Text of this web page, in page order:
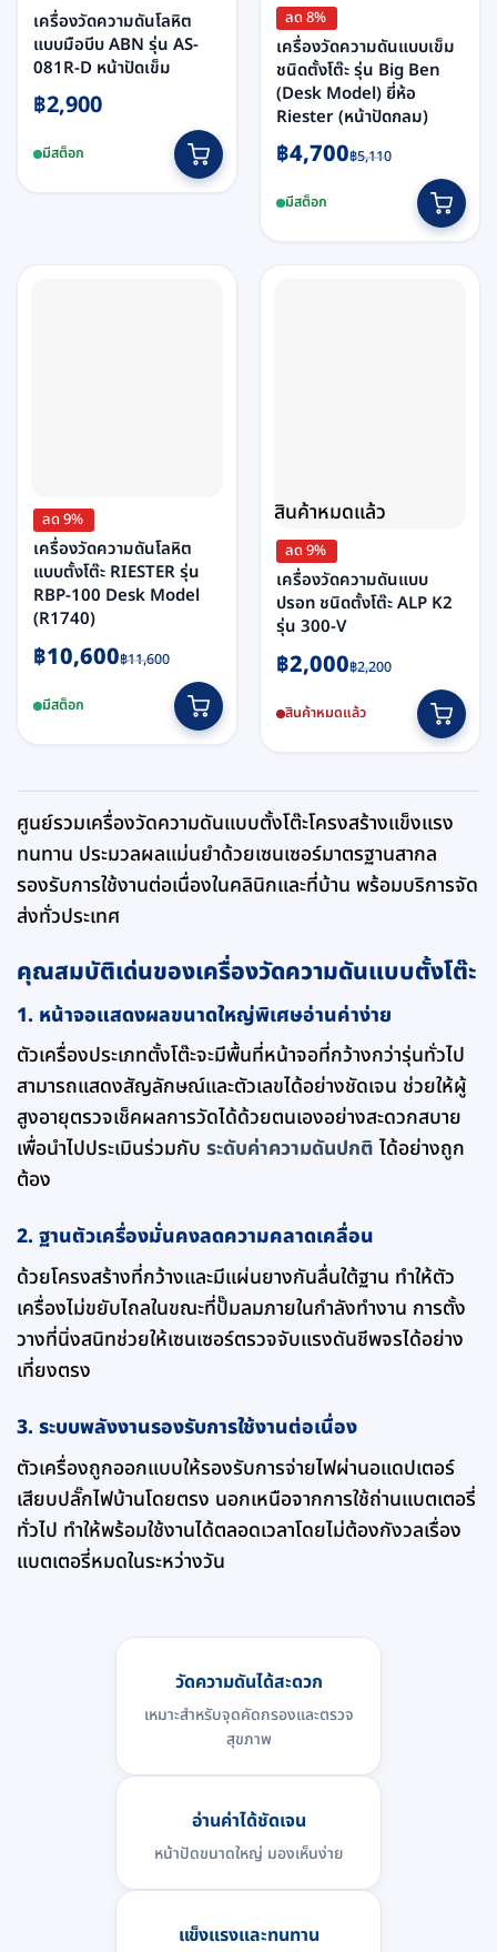
เครื่องวัดความดันโลหิต
แบบมือบีบ ABN รุ่น AS-
081R-D หน้าปัดเข็ม
฿2,900
มีสต็อก
ลด 8%
เครื่องวัดความดันแบบเข็ม
ชนิดตั้งโต๊ะ รุ่น Big Ben
(Desk Model) ยี่ห้อ
Riester (หน้าปัดกลม)
฿5,110
Original
was:
฿4,700
Current
is:มีสต็อก
ลด 9%
เครื่องวัดความดันโลหิต
แบบตั้งโต๊ะ RIESTER รุ่น
RBP-100 Desk Model
(R1740)
฿11,600
Original
was:
฿10,600
Current
is:มีสต็อก
สินค้าหมดแล้ว
ลด 9%
เครื่องวัดความดันแบบ
ปรอท ชนิดตั้งโต๊ะ ALP K2
รุ่น 300-V
฿2,200
Original
was:
฿2,000
Current
is:สินค้าหมดแล้ว
ศูนย์รวมเครื่องวัดความดันแบบตั้งโต๊ะโครงสร้างแข็งแรง
ทนทาน ประมวลผลแม่นยำด้วยเซนเซอร์มาตรฐานสากล
รองรับการใช้งานต่อเนื่องในคลินิกและที่บ้าน พร้อมบริการจัด
ส่งทั่วประเทศ
คุณสมบัติเด่นของเครื่องวัดความดันแบบตั้งโต๊ะ
1. หน้าจอแสดงผลขนาดใหญ่พิเศษอ่านค่าง่าย
ตัวเครื่องประเภทตั้งโต๊ะจะมีพื้นที่หน้าจอที่กว้างกว่ารุ่นทั่วไป
สามารถแสดงสัญลักษณ์และตัวเลขได้อย่างชัดเจน ช่วยให้ผู้
สูงอายุตรวจเช็คผลการวัดได้ด้วยตนเองอย่างสะดวกสบาย
เพื่อนำไปประเมินร่วมกับ ระดับค่าความดันปกติ ได้อย่างถูก
ต้อง
2. ฐานตัวเครื่องมั่นคงลดความคลาดเคลื่อน
ด้วยโครงสร้างที่กว้างและมีแผ่นยางกันลื่นใต้ฐาน ทำให้ตัว
เครื่องไม่ขยับไถลในขณะที่ปั๊มลมภายในกำลังทำงาน การตั้ง
วางที่นิ่งสนิทช่วยให้เซนเซอร์ตรวจจับแรงดันชีพจรได้อย่าง
เที่ยงตรง
3. ระบบพลังงานรองรับการใช้งานต่อเนื่อง
ตัวเครื่องถูกออกแบบให้รองรับการจ่ายไฟผ่านอแดปเตอร์
เสียบปลั๊กไฟบ้านโดยตรง นอกเหนือจากการใช้ถ่านแบตเตอรี่
ทั่วไป ทำให้พร้อมใช้งานได้ตลอดเวลาโดยไม่ต้องกังวลเรื่อง
แบตเตอรี่หมดในระหว่างวัน
วัดความดันได้สะดวก
เหมาะสำหรับจุดคัดกรองและตรวจ
สุขภาพ
อ่านค่าได้ชัดเจน
หน้าปัดขนาดใหญ่ มองเห็นง่าย
แข็งแรงและทนทาน